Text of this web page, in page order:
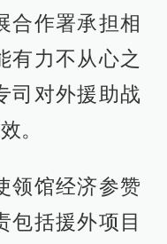
合作署承担相
有力不从心之
司对外援助战
。
领馆经济参赞
包括援外项目